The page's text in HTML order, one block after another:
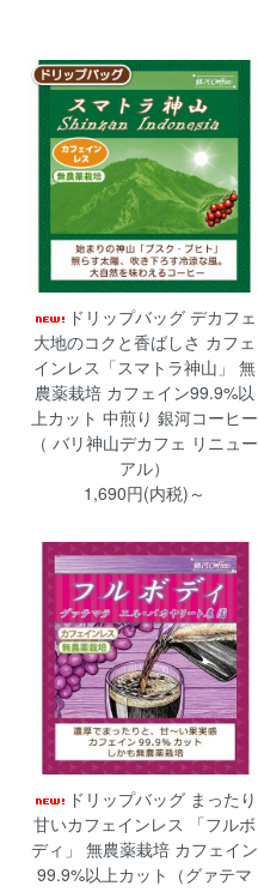
ドリップバッグ デカフェ
大地のコクと香ばしさ カフェ
インレス「スマトラ神山」 無
農薬栽培 カフェイン99.9%以
上カット 中煎り 銀河コーヒー
（ バリ神山デカフェ リニュー
アル）
1,690円(内税)～
ドリップバッグ まったり
甘いカフェインレス 「フルボ
ディ」 無農薬栽培 カフェイン
99.9%以上カット（グァテマ